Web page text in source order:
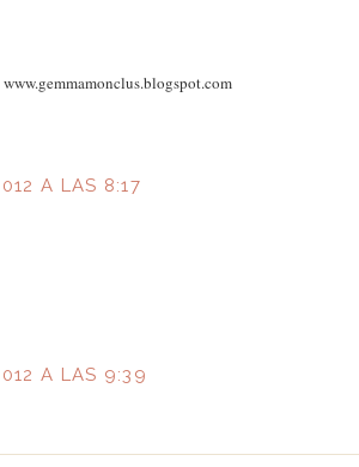
A LAS 8:17
A LAS 9:39